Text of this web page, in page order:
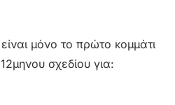
μόνο το πρώτο κομμάτι
σχεδίου για: